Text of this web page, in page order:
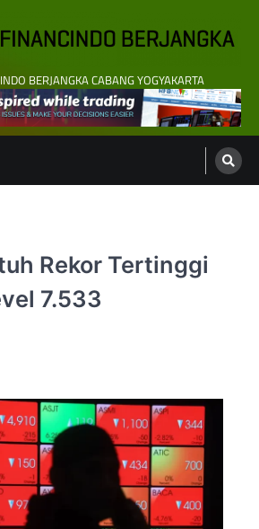
BERJANGKA CABANG YOGYAKARTA
Rekor Tertinggi
7.533